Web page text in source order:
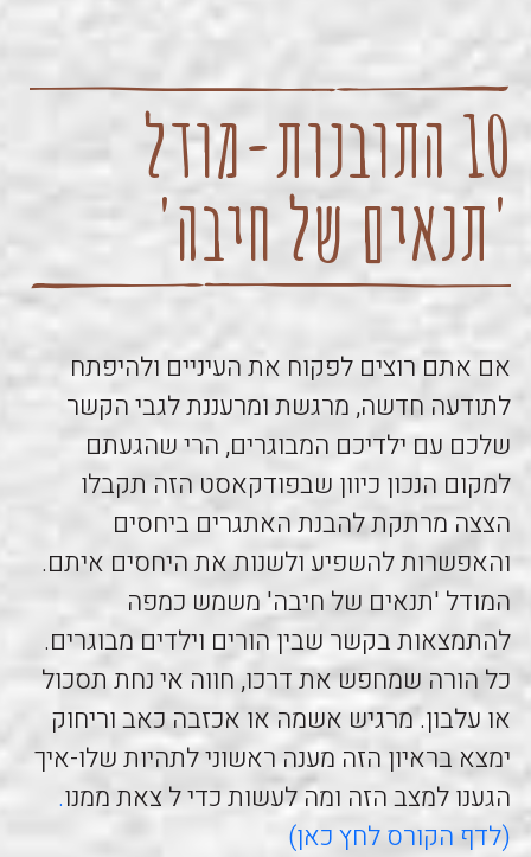
10 התובנות-מודל
'תנאים של חיבה'
אם אתם רוצים לפקוח את העיניים ולהיפתח
לתודעה חדשה, מרגשת ומרעננת לגבי הקשר
שלכם עם ילדיכם המבוגרים, הרי שהגעתם
למקום הנכון כיוון שבפודקאסט הזה תקבלו
הצצה מרתקת להבנת האתגרים ביחסים
והאפשרות להשפיע ולשנות את היחסים איתם.
המודל 'תנאים של חיבה' משמש כמפה
להתמצאות בקשר שבין הורים וילדים מבוגרים.
כל הורה שמחפש את דרכו, חווה אי נחת תסכול
או עלבון. מרגיש אשמה או אכזבה כאב וריחוק
ימצא בראיון הזה מענה ראשוני לתהיות שלו-איך
הגענו למצב הזה ומה לעשות כדי ל צאת ממנו.
(לדף הקורס לחץ כאן)